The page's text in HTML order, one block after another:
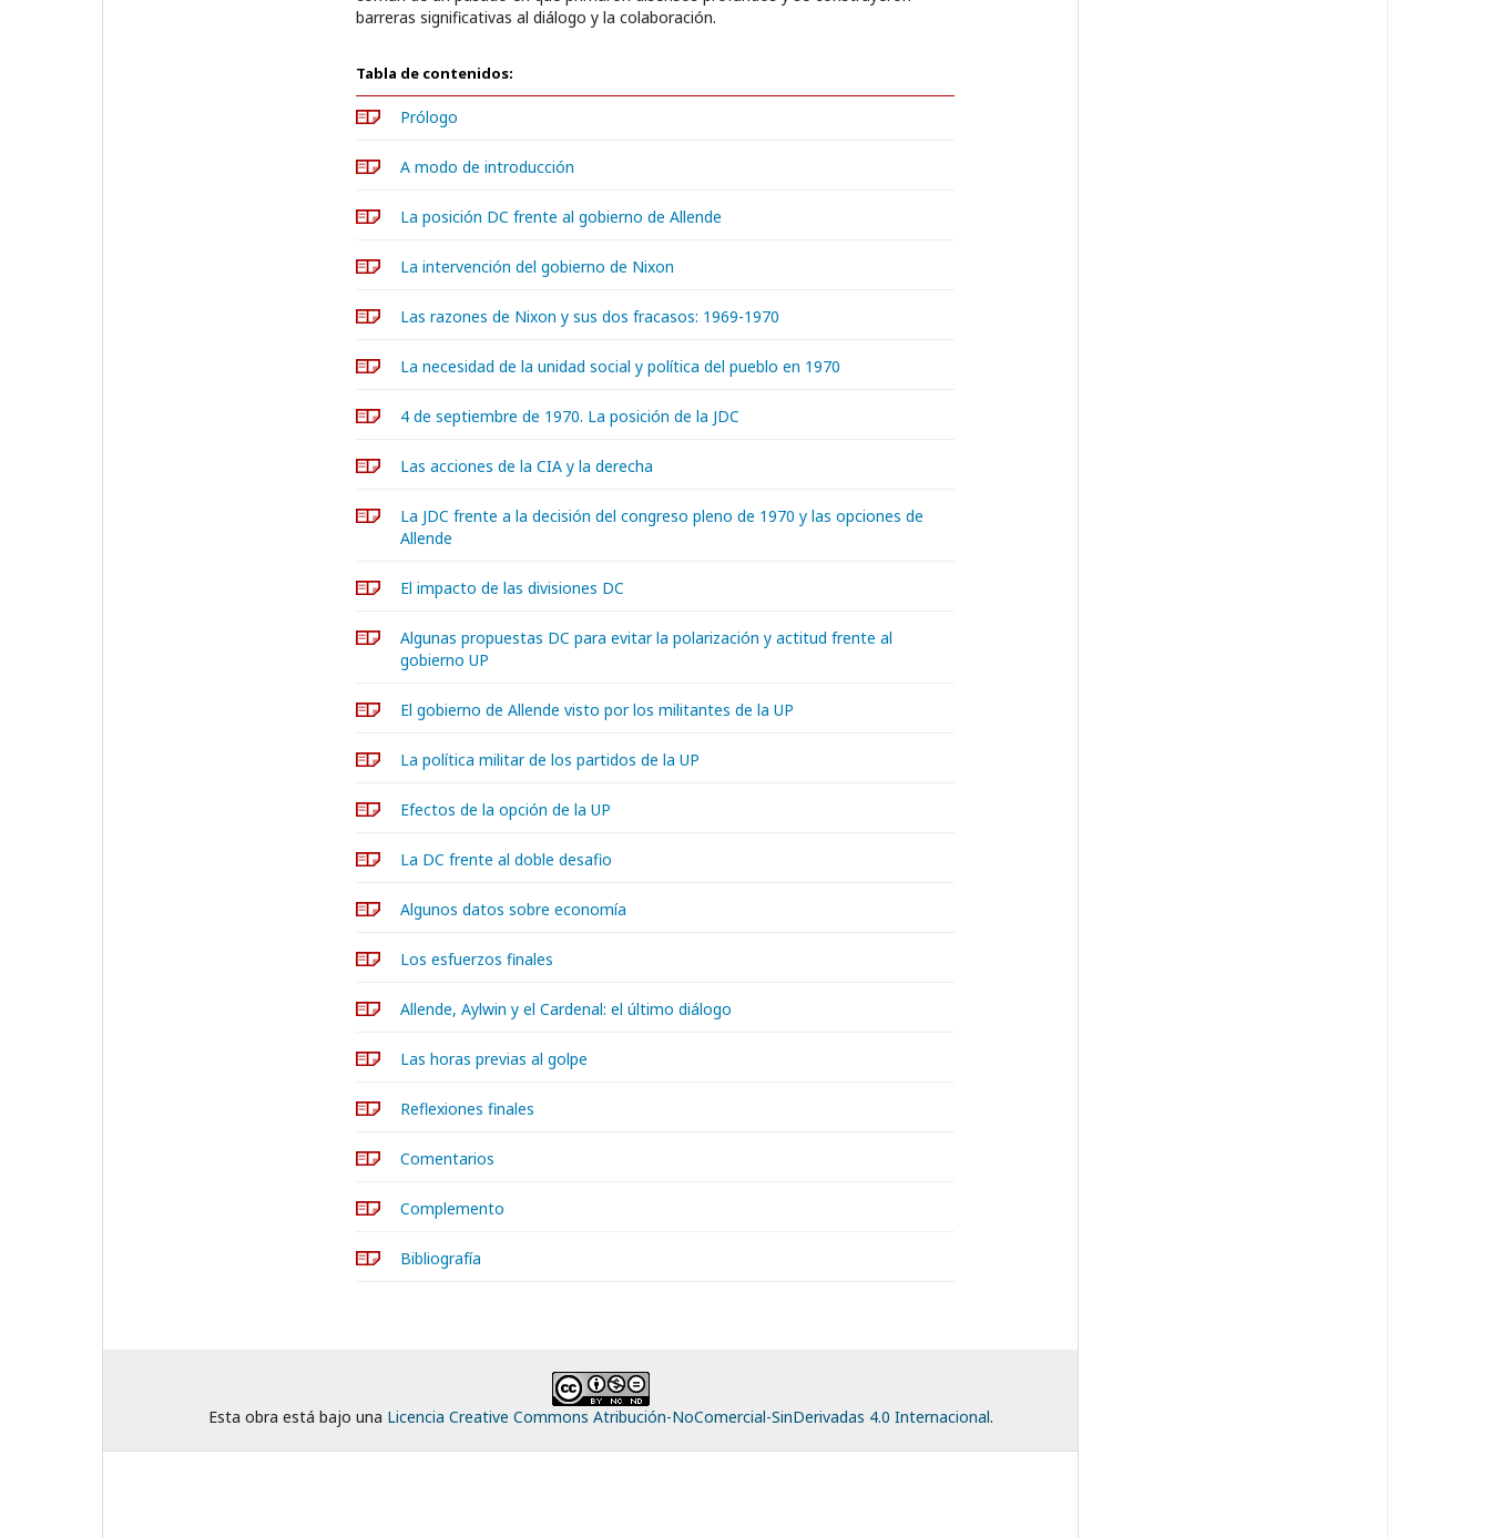
barreras significativas al diálogo y la colaboración.
Tabla de contenidos:
Prólogo
A modo de introducción
La posición DC frente al gobierno de Allende
La intervención del gobierno de Nixon
Las razones de Nixon y sus dos fracasos: 1969-1970
La necesidad de la unidad social y política del pueblo en 1970
4 de septiembre de 1970. La posición de la JDC
Las acciones de la CIA y la derecha
La JDC frente a la decisión del congreso pleno de 1970 y las opciones de
Allende
El impacto de las divisiones DC
Algunas propuestas DC para evitar la polarización y actitud frente al
gobierno UP
El gobierno de Allende visto por los militantes de la UP
La política militar de los partidos de la UP
Efectos de la opción de la UP
La DC frente al doble desafio
Algunos datos sobre economía
Los esfuerzos finales
Allende, Aylwin y el Cardenal: el último diálogo
Las horas previas al golpe
Reflexiones finales
Comentarios
Complemento
Bibliografía
Esta obra está bajo una Licencia Creative Commons Atribución-NoComercial-SinDerivadas 4.0 Internacional.